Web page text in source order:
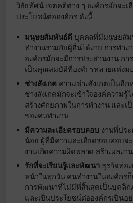
วิสัยทัศน์ เจตคติต่าง ๆ องค์กรมักจะ
ประโยชน์ต่อองค์กร ดังนี้
มนุษยสัมพันธ์ดีบุคคลที่มีมนุษยสัม
ทำงานร่วมกับผู้อื่นได้ง่าย การทำง
องค์กรมักจะมีการประสานงาน ก
เป็นคุณสมบัติที่องค์กรหลายแห่งม
ช่างสังเกต ความช่างสังเกตเป็นอีก
ช่างสังเกตมักจะเข้าใจองค์ความรู้
สร้างศักยภาพในการทำงาน และ
ของคนทำงาน
มีความละเอียดรอบคอบ งานที่ปร
น้อย ผู้ที่มีความละเอียดรอบคอบจ
งานเกิดความผิดพลาด สร้างผลง
รักที่จะเรียนรู้และพัฒนา ธุรกิจท่อ
หน้าในทุกวัน คนทำงานในองค์กรก็
การพัฒนาที่ไม่มีที่สิ้นสุดเป็นบุคลิก
และเป็นประโยชน์ต่อองค์กรเป็นอ